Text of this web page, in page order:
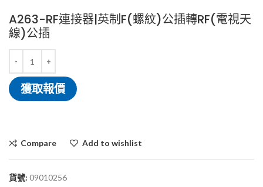
A263-RF連接器|英制F(螺紋)公插轉RF(電視天
線)公插
獲取報價
Compare Add to wishlist
貨號: 09010256